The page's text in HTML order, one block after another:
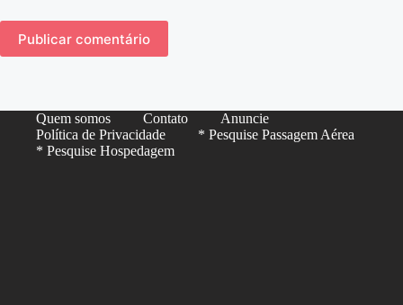
Publicar comentário
Quem somos Contato
Anuncie
Política de Privacidade
* Pesquise Passagem Aérea
* Pesquise Hospedagem